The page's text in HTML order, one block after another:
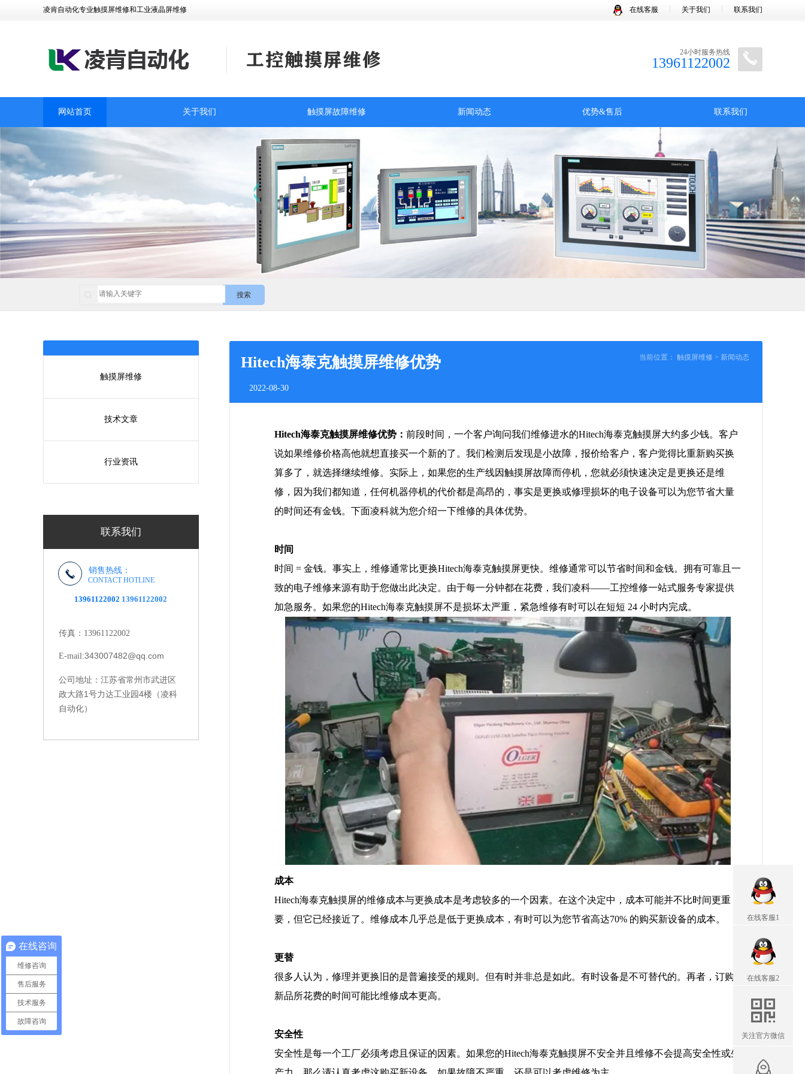
在线客服 关于我们 联系我们
凌肯自动化专业触摸屏维修和工业液晶屏维修
24小时服务热线
13961122002
网站首页 关于我们 触摸屏故障维修 新闻动态 优势&售后 联系我们
搜索
触摸屏维修
技术文章
行业资讯
联系我们
销售热线：
CONTACT HOTLINE
13961122002 13961122002
传真：13961122002
E-mail:343007482@qq.com
公司地址： 江苏省常州市武进区
政大路1号力达工业园4楼（凌科
自动化）
当前位置： 触摸屏维修 > 新闻动态
Hitech海泰克触摸屏维修优势
2022-08-30
Hitech海泰克触摸屏维修优势： 前段时间，一个客户询问我们维修进水的Hitech海泰克触摸屏大约多少钱。客户
说如果维修价格高他就想直接买一个新的了。我们检测后发现是小故障，报价给客户，客户觉得比重新购买换
算多了，就选择继续维修。实际上，如果您的生产线因触摸屏故障而停机，您就必须快速决定是更换还是维
修，因为我们都知道，任何机器停机的代价都是高昂的，事实是更换或修理损坏的电子设备可以为您节省大量
的时间还有金钱。下面凌科就为您介绍一下维修的具体优势。
时间
时间 = 金钱。事实上，维修通常比更换Hitech海泰克触摸屏更快。维修通常可以节省时间和金钱。拥有可靠且一
致的电子维修来源有助于您做出此决定。由于每一分钟都在花费，我们凌科——工控维修一站式服务专家提供
加急服务。如果您的Hitech海泰克触摸屏不是损坏太严重，紧急维修有时可以在短短 24 小时内完成。
成本
Hitech海泰克触摸屏的维修成本与更换成本是考虑较多的一个因素。在这个决定中，成本可能并不比时间更重
要，但它已经接近了。维修成本几乎总是低于更换成本，有时可以为您节省高达70% 的购买新设备的成本。
更替
很多人认为，修理并更换旧的是普遍接受的规则。但有时并非总是如此。有时设备是不可替代的。再者，订购
新品所花费的时间可能比维修成本更高。
安全性
安全性是每一个工厂必须考虑且保证的因素。如果您的Hitech海泰克触摸屏不安全并且维修不会提高安全性或生
在线客服1
在线客服2
关注官方微信
在线咨询
维修咨询
售后服务
技术服务
故障咨询